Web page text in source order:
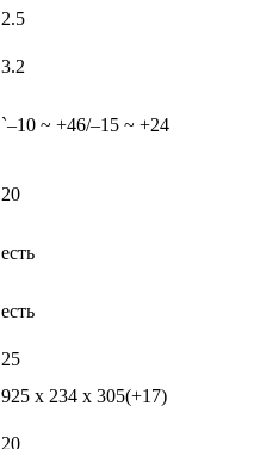
2.5
3.2
`–10 ~ +46/–15 ~ +24
20
есть
есть
25
925 x 234 x 305(+17)
20